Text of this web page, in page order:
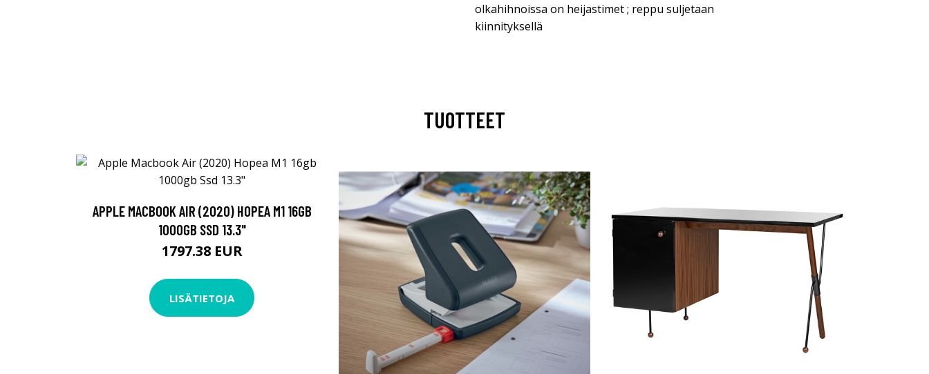
olkahihnoissa on heijastimet ; reppu suljetaan
kiinnityksellä
TUOTTEET
APPLE MACBOOK AIR (2020) HOPEA M1 16GB
1000GB SSD 13.3"
1797.38 EUR
LISÄTIETOJA